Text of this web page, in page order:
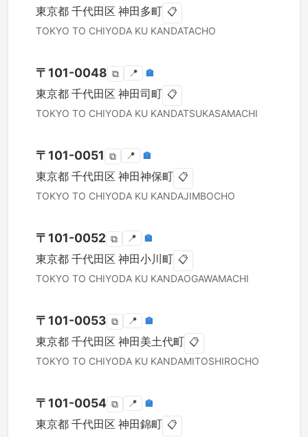
東京都 千代田区 神田多町 📋
TOKYO TO CHIYODA KU KANDATACHO
〒 101-0048 ⧉ 📍 🏣
東京都 千代田区 神田司町 📋
TOKYO TO CHIYODA KU KANDATSUKASAMACHI
〒 101-0051 ⧉ 📍 🏣
東京都 千代田区 神田神保町 📋
TOKYO TO CHIYODA KU KANDAJIMBOCHO
〒 101-0052 ⧉ 📍 🏣
東京都 千代田区 神田小川町 📋
TOKYO TO CHIYODA KU KANDAOGAWAMACHI
〒 101-0053 ⧉ 📍 🏣
東京都 千代田区 神田美土代町 📋
TOKYO TO CHIYODA KU KANDAMITOSHIROCHO
〒 101-0054 ⧉ 📍 🏣
東京都 千代田区 神田錦町 📋